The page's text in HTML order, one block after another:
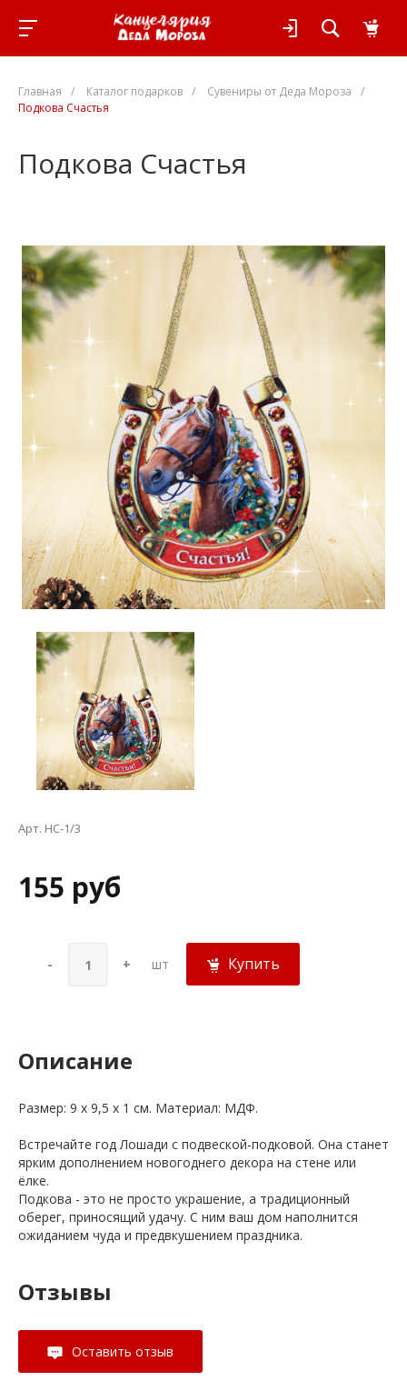
Главная / Каталог подарков / Сувениры от Деда Мороза
/
Подкова Счастья
Подкова Счастья
Арт. НС-1/3
155 руб
- + шт Купить
Описание
Размер: 9 х 9,5 х 1 см. Материал: МДФ.
Встречайте год Лошади с подвеской-подковой. Она станет
ярким дополнением новогоднего декора на стене или
ёлке.
Подкова - это не просто украшение, а традиционный
оберег, приносящий удачу. С ним ваш дом наполнится
ожиданием чуда и предвкушением праздника.
Отзывы
Оставить отзыв